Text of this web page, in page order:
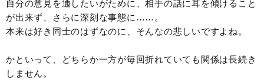
自分の意見を通したいがために、相手の話に耳を傾けること
が出来ず、さらに深刻な事態に……。
本来は好き同士のはずなのに、そんなの悲しいですよね。
かといって、どちらか一方が毎回折れていても関係は長続き
しません。